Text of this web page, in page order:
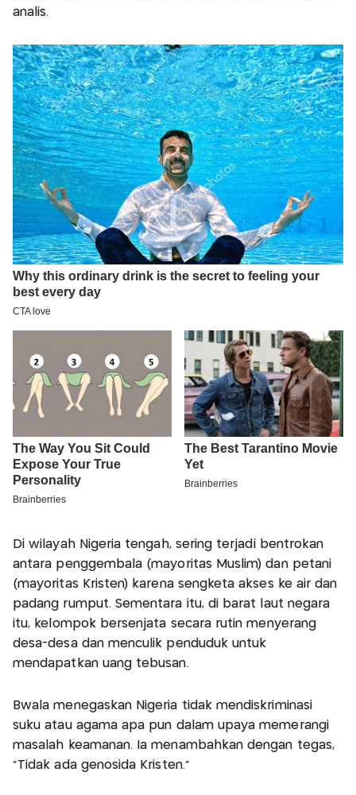
analis.
Di wilayah Nigeria tengah, sering terjadi bentrokan
antara penggembala (mayoritas Muslim) dan petani
(mayoritas Kristen) karena sengketa akses ke air dan
padang rumput. Sementara itu, di barat laut negara
itu, kelompok bersenjata secara rutin menyerang
desa-desa dan menculik penduduk untuk
mendapatkan uang tebusan.
Bwala menegaskan Nigeria tidak mendiskriminasi
suku atau agama apa pun dalam upaya memerangi
masalah keamanan. Ia menambahkan dengan tegas,
"Tidak ada genosida Kristen."